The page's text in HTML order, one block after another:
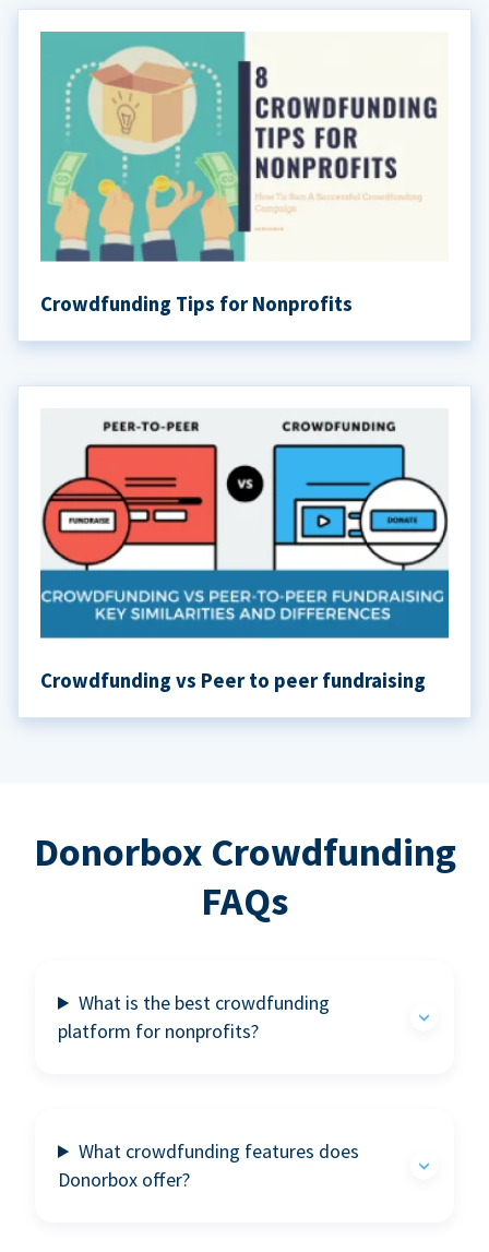
Crowdfunding Tips for Nonprofits
Crowdfunding vs Peer to peer fundraising
Donorbox Crowdfunding
FAQs
What is the best crowdfunding
platform for nonprofits?
What crowdfunding features does
Donorbox offer?